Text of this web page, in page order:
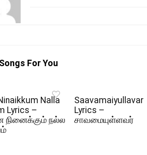
For You
Nalla
Lyrics –
நல்ல
Saavamaiyullavar
Lyrics –
சாவமையுள்ளவர்